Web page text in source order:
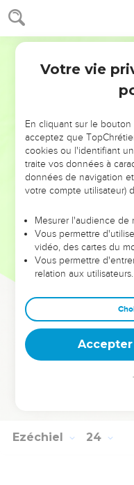
Ezéchiel 23
44 Des hommes vont vers
prostituée ! Comme chez
avec n’importe qui !”
Mais des hommes
elles ont été adultères et
« Voici ce que je dis,
des gens contre elles !
qu’on leur prenne tout
mourir leurs fils et leurs
Je mettrai fin aux
servira d’exemple à
plus la vie immorale des
Ohola et Oholiba,
immorales. Vous en
vous avez adoré les
Seigneur DIEU, c’est moi.
© Société biblique française –
Ezéchiel 24
Votre vie
En cliquant sur le
acceptez que
cookies ou l'identifiant
traite vos données à
données de navigation
votre compte utilisateur)
Mesurer l'audience de
Vous permettre
vidéo, des cartes du
Vous permettre
relation aux utilisateurs.